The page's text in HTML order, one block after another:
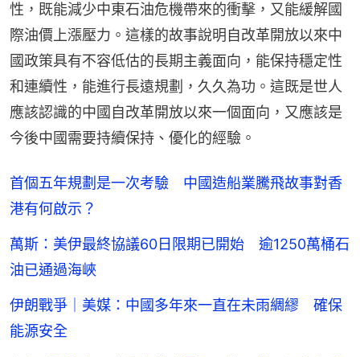
性，既能減少中東石油危機帶來的衝擊，又能緩解國
際油價上漲壓力。這樣的故事說明自改革開放以來中
國政策具有不容低估的長期主義面向，能保持穩定性
和連續性，能進行長遠規劃，久久為功。這既是世人
應該認識的中國自改革開放以來一個面向，又應該是
今後中國需要持續保持、優化的經驗。
首個五年規劃是一次考驗 中國造船業騰飛故事對香
港有何啟示？
萬斯：美伊最終協議60日限期已開始 逾1250萬桶石
油已通過海峽
伊朗戰爭｜美媒：中國多年來一直在未雨綢繆 確保
能源安全